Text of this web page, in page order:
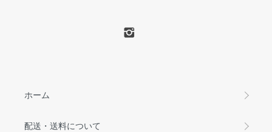
ホーム
配送・送料について